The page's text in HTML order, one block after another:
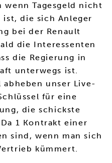
Tagesgeld nicht
ist, die sich Anleger
bei der Renault
die Interessenten
die Regierung in
unterwegs ist.
abheben unser Live-
für eine
die schickste
1 Kontrakt einer
sind, wenn man sich
kümmert.